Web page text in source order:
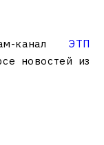
каналЭТП
новостей из